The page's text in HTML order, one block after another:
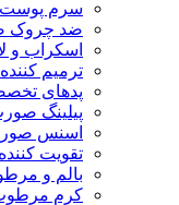
سرم پوست
ضد چروک
اسکراب و
ترمیم
پدهای
پیلینگ
اسنس
تقویت
بالم و
کرم